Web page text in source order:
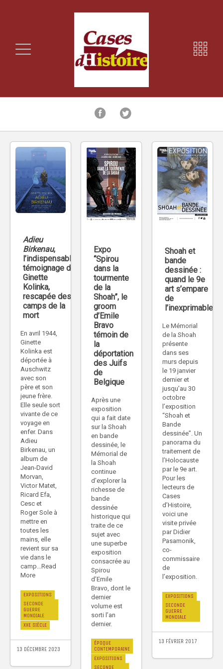
Adieu
Birkenau,
l’indispensable
témoignage de
Ginette
Kolinka,
rescapée des
camps de la
mort
En avril 1944,
Ginette
Kolinka est
déportée à
Auschwitz
avec son
père et son
jeune frère.
Elle seule sort
vivante de ce
voyage en
enfer. Dans
Adieu
Birkenau, un
album de
Jean-David
Morvan,
Victor Matet,
Ricard Efa,
Cesc et
Roger Sole à
mettre en
toutes les
mains, elle
revient sur sa
vie dans le
camp...Read
More
EXPOSITIONS
SECONDE
GUERRE
MONDIALE
XXE SIÈCLE
13 DÉCEMBRE 2023
Expo
“Spirou
dans la
tourmente
de la
Shoah”, le
groom
d’Emile
Bravo
témoin de
la
déportation
des Juifs
de
Belgique
Après une
exposition
qui a fait date
sur la Shoah
en bande
dessinée, le
Mémorial de
la Shoah
continue
d’explorer la
richesse de
bande
dessinée
historique qui
traite de ce
sujet avec
une superbe
exposition
consacrée au
Spirou
d’Emile
Bravo, dont le
dernier
volume est
sorti l’an
dernier.
ÉPOQUE
CONTEMPORAINE
EXPOSITIONS
SECONDE
Shoah et
bande
dessinée :
quand le 9e
art s’empare
de
l’inexprimable
Le Mémorial
de la Shoah
présente
dans ses
murs depuis
le 19 janvier
dernier et
jusqu’au 30
octobre
l’exposition
“Shoah et
Bande
dessinée”. Un
panorama du
traitement de
l’Holocauste
par le 9e art.
Pour les
lecteurs de
Cases
d’Histoire,
voici une
visite privée
par Didier
Pasamonik,
co-
commissaire
de
l’exposition.
EXPOSITIONS
SECONDE
GUERRE
MONDIALE
13 FÉVRIER 2017